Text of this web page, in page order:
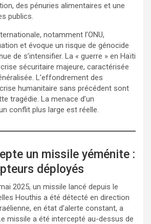
des pénuries alimentaires et une
publics.
notamment l’ONU,
et évoque un risque de génocide
de s’intensifier. La « guerre » en Haïti
sécuritaire majeure, caractérisée
L’effondrement des
humanitaire sans précédent sont
tragédie. La menace d’un
conflit plus large est réelle.
un missile yéménite :
déployés
2025, un missile lancé depuis le
Houthis a été détecté en direction
en état d’alerte constant, a
missile a été intercepté au-dessus de